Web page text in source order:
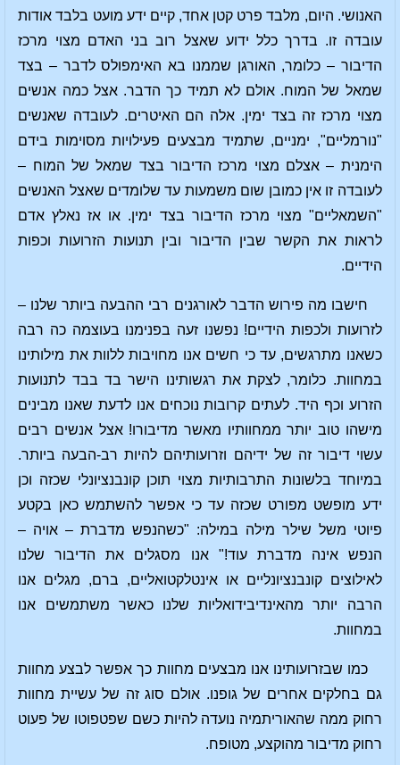
האנושי. היום, מלבד פרט קטן אחד, קיים ידע מועט בלבד אודות
עובדה זו. בדרך כלל ידוע שאצל רוב בני האדם מצוי מרכז
הדיבור – כלומר, האורגן שממנו בא האימפולס לדבר – בצד
שמאל של המוח. אולם לא תמיד כך הדבר. אצל כמה אנשים
מצוי מרכז זה בצד ימין. אלה הם האיטרים. לעובדה שאנשים
"נורמליים", ימניים, שתמיד מבצעים פעילויות מסוימות בידם
הימנית – אצלם מצוי מרכז הדיבור בצד שמאל של המוח –
לעובדה זו אין כמובן שום משמעות עד שלומדים שאצל האנשים
"השמאליים" מצוי מרכז הדיבור בצד ימין. או אז נאלץ אדם
לראות את הקשר שבין הדיבור ובין תנועות הזרועות וכפות
הידיים.
חישבו מה פירוש הדבר לאורגנים רבי ההבעה ביותר שלנו –
לזרועות ולכפות הידיים! נפשנו זעה בפנימנו בעוצמה כה רבה
כשאנו מתרגשים, עד כי חשים אנו מחויבות ללוות את מילותינו
במחוות. כלומר, לצקת את רגשותינו הישר בד בבד לתנועות
הזרוע וכף היד. לעתים קרובות נוכחים אנו לדעת שאנו מבינים
מישהו טוב יותר ממחוותיו מאשר מדיבורו! אצל אנשים רבים
עשוי דיבור זה של ידיהם וזרועותיהם להיות רב-הבעה ביותר.
במיוחד בלשונות התרבותיות מצוי תוכן קונבנציונלי שכזה וכן
ידע מופשט מפורט שכזה עד כי אפשר להשתמש כאן בקטע
פיוטי משל שילר מילה במילה: "כשהנפש מדברת – אויה –
הנפש אינה מדברת עוד!" אנו מסגלים את הדיבור שלנו
לאילוצים קונבנציונליים או אינטלקטואליים, ברם, מגלים אנו
הרבה יותר מהאינדיבידואליות שלנו כאשר משתמשים אנו
במחוות.
כמו שבזרועותינו אנו מבצעים מחוות כך אפשר לבצע מחוות
גם בחלקים אחרים של גופנו. אולם סוג זה של עשיית מחוות
רחוק ממה שהאוריתמיה נועדה להיות כשם שפטפוטו של פעוט
רחוק מדיבור מהוקצע, מטופח.